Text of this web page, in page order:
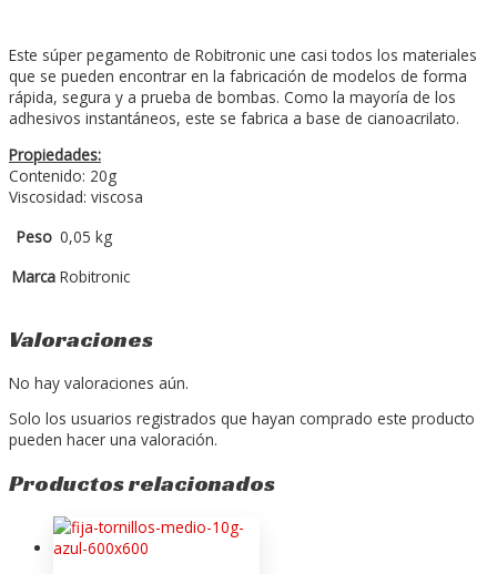
Este súper pegamento de Robitronic une casi todos los materiales
que se pueden encontrar en la fabricación de modelos de forma
rápida, segura y a prueba de bombas. Como la mayoría de los
adhesivos instantáneos, este se fabrica a base de cianoacrilato.
Propiedades:
Contenido: 20g
Viscosidad: viscosa
Peso 0,05 kg
Marca Robitronic
Valoraciones
No hay valoraciones aún.
Solo los usuarios registrados que hayan comprado este producto
pueden hacer una valoración.
Productos relacionados